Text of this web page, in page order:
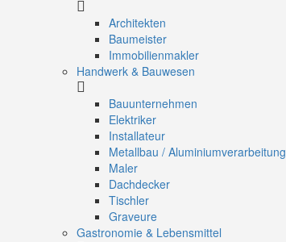
Architekten
Baumeister
Immobilienmakler
Handwerk & Bauwesen
Bauunternehmen
Elektriker
Installateur
Metallbau / Aluminiumverarbeitung
Maler
Dachdecker
Tischler
Graveure
Gastronomie & Lebensmittel